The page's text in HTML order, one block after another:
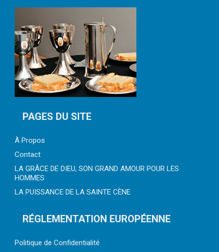
PAGES DU SITE
À Propos
Contact
LA GRÂCE DE DIEU, SON GRAND AMOUR POUR LES
HOMMES
LA PUISSANCE DE LA SAINTE CÈNE
RÉGLEMENTATION EUROPÉENNE
Politique de Confidentialité